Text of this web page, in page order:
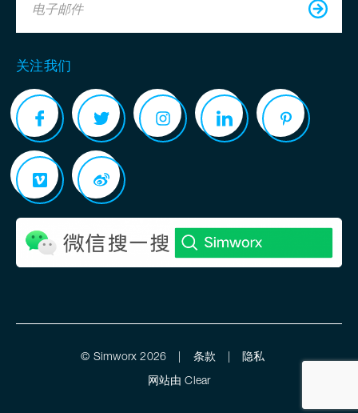
电子邮件
关注我们
© Simworx 2026 条款
隐私
网站由Clear